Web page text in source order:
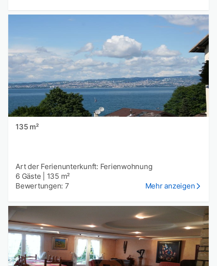
135 m²
Art der Ferienunterkunft: Ferienwohnung
6 Gäste
135 m²
Bewertungen: 7
Mehr anzeigen